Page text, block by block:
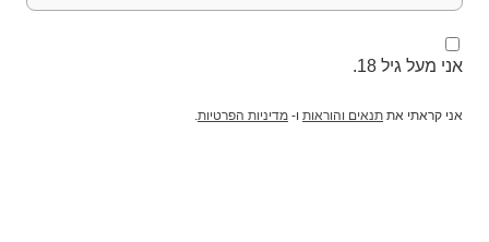
אני מעל גיל 18.
אני קראתי את תנאים והוראות ו- מדיניות הפרטיות.